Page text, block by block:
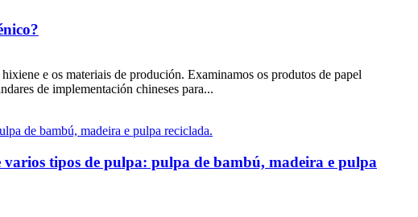
e os materiais de produción. Examinamos os produtos de papel
de implementación chineses para...
tipos de pulpa: pulpa de bambú, madeira e pulpa